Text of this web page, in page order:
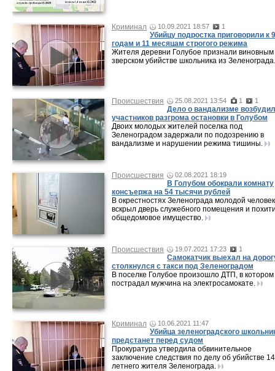
Криминал 10.09.2021 18:57 1
Убийцу подростка приговорили к 9
годам и 11 месяцам строгого режима
Жителя деревни Голубое признали виновным
зверском убийстве школьника из Зеленограда.
Происшествия 25.08.2021 13:54 1 1
Дело о вандализме
участников разгрома остановки в Голубом
Двоих молодых жителей поселка под
Зеленоградом задержали по подозрению в
вандализме и нарушении режима тишины.
Происшествия 02.08.2021 18:19
В Голубом обокрали комнату
консъержа на 54 тысячи рублей
В окрестностях Зеленограда молодой человек
вскрыл дверь служебного помещения и
общедомовое имущество.
Происшествия 19.07.2021 17:23 1
Самокатчик выехал на
столкнулся с такси под Зеленоградом
В поселке Голубое произошло ДТП, в котором
пострадал мужчина на электросамокате.
Криминал 10.06.2021 11:47
Убийца зеленоградского
предстанет перед судом
Прокуратура утвердила обвинительное
заключение следствия по делу об убийстве
летнего жителя Зеленограда.